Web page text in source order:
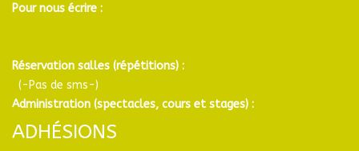
Pour nous écrire :
Réservation salles (répétitions) :
(-Pas de sms-)
Administration (spectacles, cours et stages) :
ADHÉSIONS